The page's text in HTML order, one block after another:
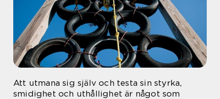
Att utmana sig själv och testa sin styrka,
smidighet och uthållighet är något som